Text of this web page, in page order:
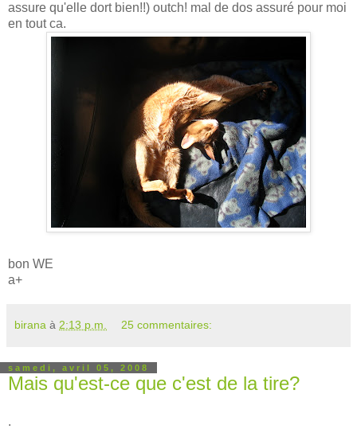
assure qu'elle dort bien!!) outch! mal de dos assuré pour moi
en tout ca.
bon WE
a+
birana à 2:13 p.m. 25 commentaires:
samedi, avril 05, 2008
Mais qu'est-ce que c'est de la tire?
.